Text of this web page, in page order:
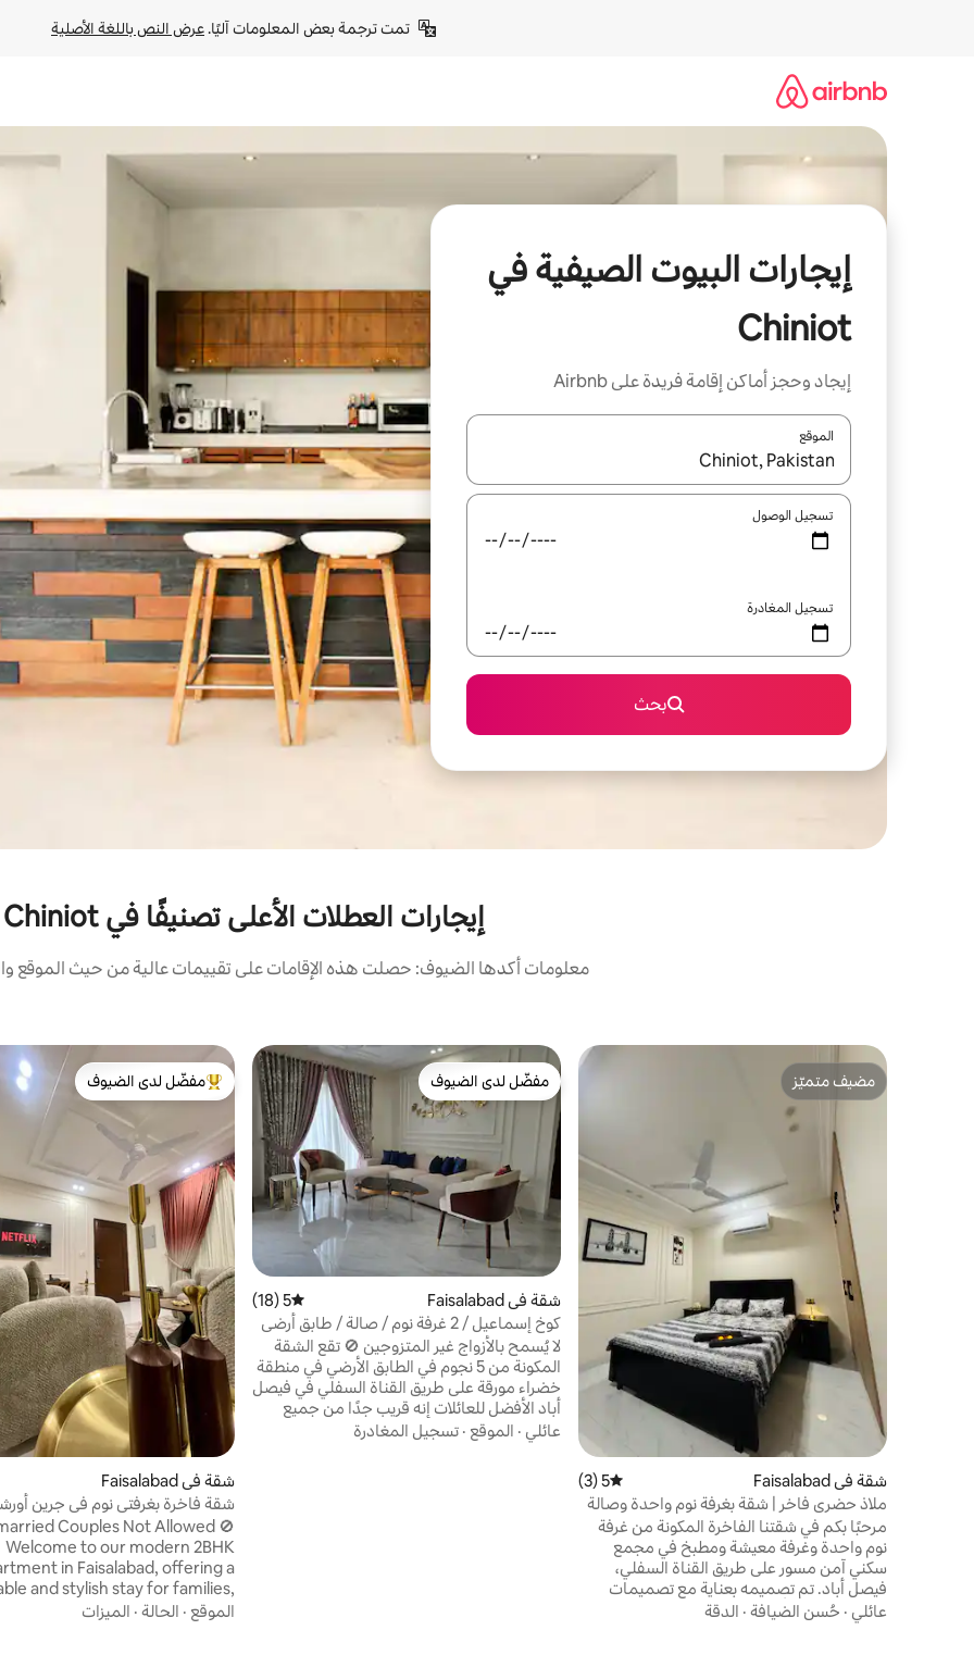
تمت ترجمة بعض المعلومات آليًا. عرض النص باللغة الأصلية
إيجارات البيوت الصيفية في
Chiniot
إيجاد وحجز أماكن إقامة فريدة على Airbnb
الموقع
عند توفر النتائج، انتقل باستخدام السهمين لأعلى ولأسفل أو استكشف عن طريق اللمس أو السحب.
تسجيل الوصول
تسجيل المغادرة
بحث
إيجارات العطلات الأعلى تصنيفًا في Chiniot
معلومات أكدها الضيوف: حصلت هذه الإقامات على تقييمات عالية من حيث الموقع
مضيف متميّز
مضيف متميّز
شقة في Faisalabad متوسط التقييم 5 من 5، 3 مراجعات
5 (3)
ملاذ حضري فاخر | شقة بغرفة نوم واحدة وصالة
بالقرب من ليالبور غاليريا
مرحبًا بكم في شقتنا الفاخرة المكونة من غرفة
نوم واحدة وغرفة معيشة ومطبخ في مجمع
سكني آمن مسور على طريق القناة السفلي،
فيصل أباد. تم تصميمه بعناية مع تصميمات
داخلية عصرية وأثاث فاخر، ويوفر مزيجًا مثاليًا من
عائلي · حُسن الضيافة · الدقة
مفضّل لدى الضيوف
مفضّل لدى الضيوف
شقة في Faisalabad متوسط التقييم 5 من 5، 18 مراجعات
5 (18)
كوخ إسماعيل / 2 غرفة نوم / صالة / طابق أرضي
/ إطلالة على الحديقة
لا يُسمح بالأزواج غير المتزوجين 🚫 تقع الشقة
المكونة من 5 نجوم في الطابق الأرضي في منطقة
خضراء مورقة على طريق القناة السفلي في فيصل
أباد الأفضل للعائلات إنه قريب جدًا من جميع
مناطق الجذب مثل كوهينور ودي جراوند وليالبور
عائلي · الموقع · تسجيل المغادرة
من أبرز البيوت المفضّلة لدى الضيوف
مفضّل لدى الضيوف
شقة في Faisalabad
شقة فاخرة بغرفتي نوم في جرين
تسجيل وصول ذاتي
Couples Not Allowed 🚫
Welcome to our modern 2BHK
in Faisalabad, offering a
and stylish stay for families,
travelers. Enjoy spacious
الموقع · الحالة · الميزات